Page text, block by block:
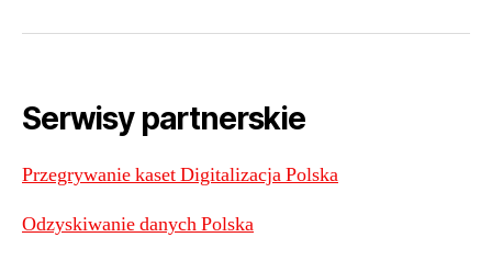
Serwisy partnerskie
Przegrywanie kaset Digitalizacja Polska
Odzyskiwanie danych Polska